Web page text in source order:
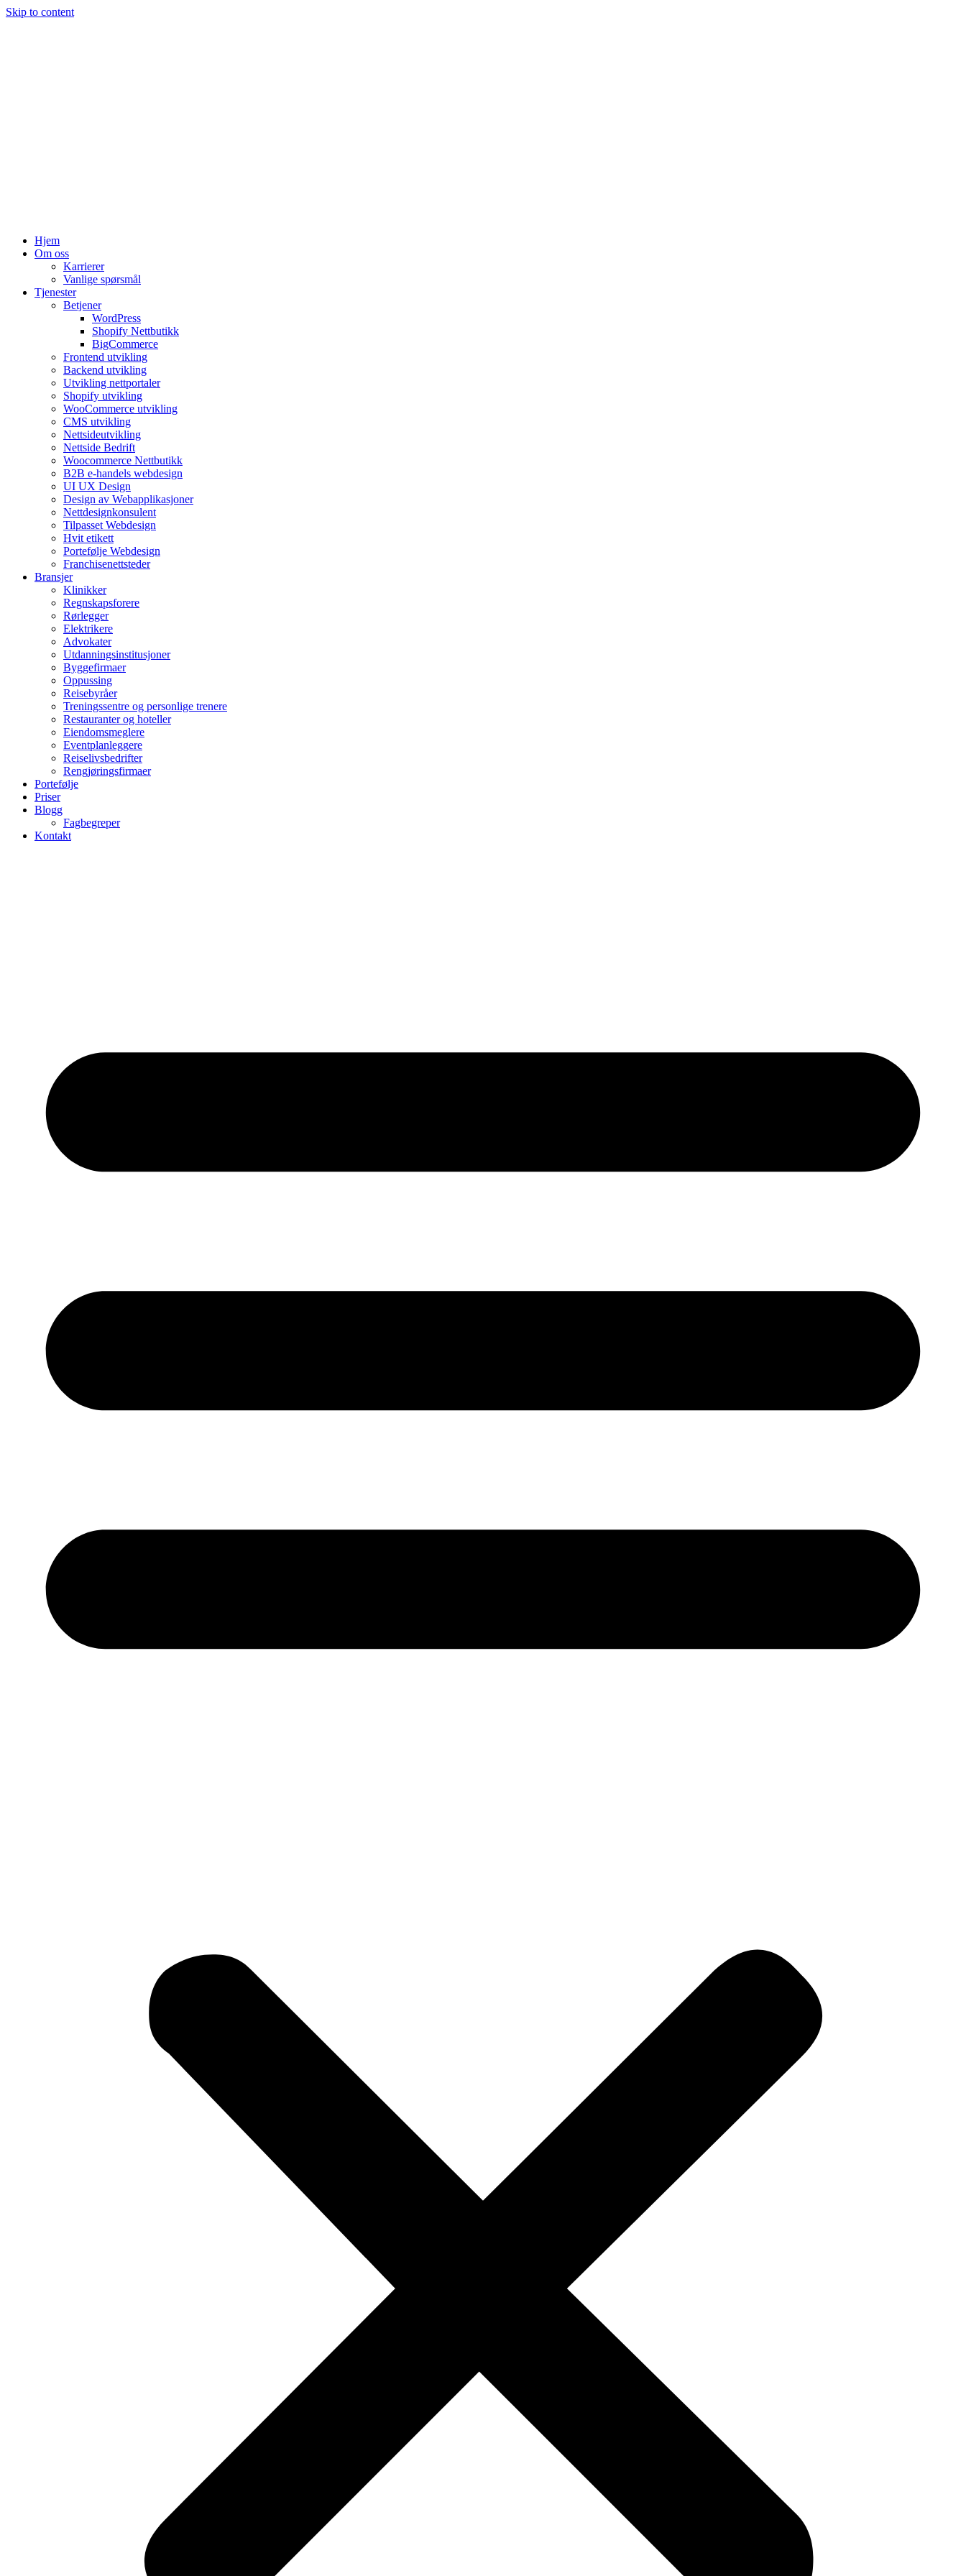
Skip to content
Hjem
Om oss
Karrierer
Vanlige spørsmål
Tjenester
Betjener
WordPress
Shopify Nettbutikk
BigCommerce
Frontend utvikling
Backend utvikling
Utvikling nettportaler
Shopify utvikling
WooCommerce utvikling
CMS utvikling
Nettsideutvikling
Nettside Bedrift
Woocommerce Nettbutikk
B2B e-handels webdesign
UI UX Design
Design av Webapplikasjoner
Nettdesignkonsulent
Tilpasset Webdesign
Hvit etikett
Portefølje Webdesign
Franchisenettsteder
Bransjer
Klinikker
Regnskapsforere
Rørlegger
Elektrikere
Advokater
Utdanningsinstitusjoner
Byggefirmaer
Oppussing
Reisebyråer
Treningssentre og personlige trenere
Restauranter og hoteller
Eiendomsmeglere
Eventplanleggere
Reiselivsbedrifter
Rengjøringsfirmaer
Portefølje
Priser
Blogg
Fagbegreper
Kontakt